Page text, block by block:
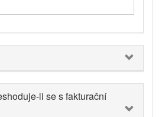
li se s fakturační